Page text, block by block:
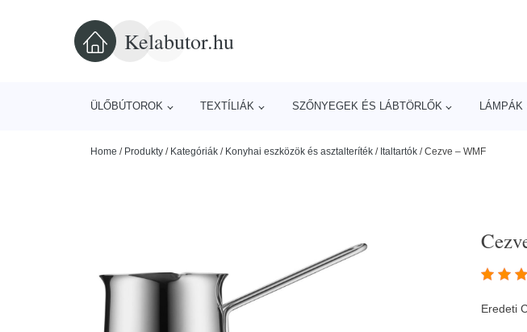
Kelabutor.hu
ÜLŐBÚTOROK TEXTÍLIÁK SZŐNYEGEK ÉS LÁBTÖRLŐK LÁMPÁK
Home / Produkty / Kategóriák / Konyhai eszközök és asztalteríték / Italtartók /Cezve – WMF
Eredeti